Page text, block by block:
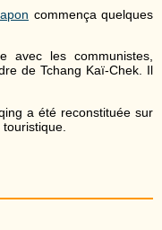
commença quelques
avec les communistes,
de Tchang Kaï-Chek. Il
a été reconstituée sur